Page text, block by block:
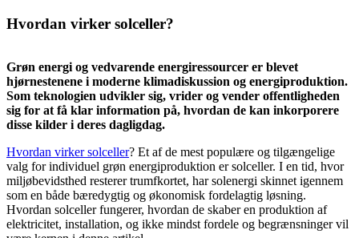
Hvordan virker solceller?
Grøn energi og vedvarende energiressourcer er blevet
hjørnestenene i moderne klimadiskussion og energiproduktion.
Som teknologien udvikler sig, vrider og vender offentligheden
sig for at få klar information på, hvordan de kan inkorporere
disse kilder i deres dagligdag.
Hvordan virker solceller? Et af de mest populære og tilgængelige
valg for individuel grøn energiproduktion er solceller. I en tid, hvor
miljøbevidsthed resterer trumfkortet, har solenergi skinnet igennem
som en både bæredygtig og økonomisk fordelagtig løsning.
Hvordan solceller fungerer, hvordan de skaber en produktion af
elektricitet, installation, og ikke mindst fordele og begrænsninger vil